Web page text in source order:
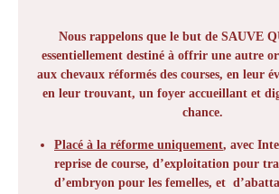
Nous rappelons que le but de SAUVE
essentiellement destiné à offrir une autre
aux chevaux réformés des courses, en leur
en leur trouvant, un foyer accueillant et
chance.
Placé à la réforme uniquement, avec
reprise de course, d’exploitation pour
d’embryon pour les femelles, et